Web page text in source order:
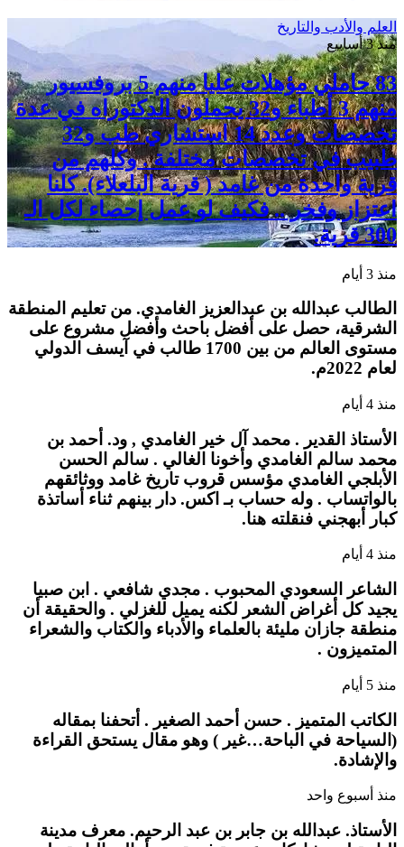
العلم والأدب والتاريخ
منذ 3 أسابيع
83 حاملي مؤهلات عليا منهم 5 بروفسيور
منهم 3 أطباء و32 يحملون الدكتوراه في عدة
تخصصات وعدد 14 استشاري طب و32
طبيب في تخصصات مختلفة . وكلهم من
قرية واحدة من غامد ( قرية البلعلاء). كلنا
اعتزاز وفخر .. فكيف لو عمل إحصاء لكل الـ
300 قرية.
منذ 3 أيام
الطالب عبدالله بن عبدالعزيز الغامدي. من تعليم المنطقة
الشرقية، حصل على أفضل باحث وأفضل مشروع على
مستوى العالم من بين 1700 طالب في آيسف الدولي
لعام 2022م.
منذ 4 أيام
الأستاذ القدير . محمد آل خير الغامدي , ود. أحمد بن
محمد سالم الغامدي وأخونا الغالي . سالم الحسن
الأبلجي الغامدي مؤسس قروب تاريخ غامد ووثائقهم
بالواتساب . وله حساب بـ اكس. دار بينهم ثناء أساتذة
كبار أبهجني فنقلته هنا.
منذ 4 أيام
الشاعر السعودي المحبوب . مجدي شافعي . ابن صبيا
يجيد كل أغراض الشعر لكنه يميل للغزلي . والحقيقة أن
منطقة جازان مليئة بالعلماء والأدباء والكتاب والشعراء
المتميزون .
منذ 5 أيام
الكاتب المتميز . حسن أحمد الصغير . أتحفنا بمقاله
(السياحة في الباحة…غير ) وهو مقال يستحق القراءة
والإشادة.
منذ أسبوع واحد
الأستاذ. عبدالله بن جابر بن عبد الرحيم. معرف مدينة